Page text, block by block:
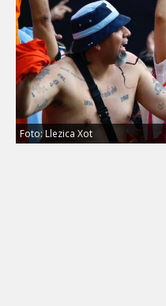
Foto: Llezica Xot